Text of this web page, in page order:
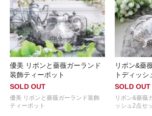
優美 リボンと薔薇ガーランド
装飾ティーポット
SOLD OUT
優美 リボンと薔薇ガーランド装飾
ティーポット
リボン&薔
トディッシ
SOLD OUT
リボン&薔薇
ッシュ2点セ